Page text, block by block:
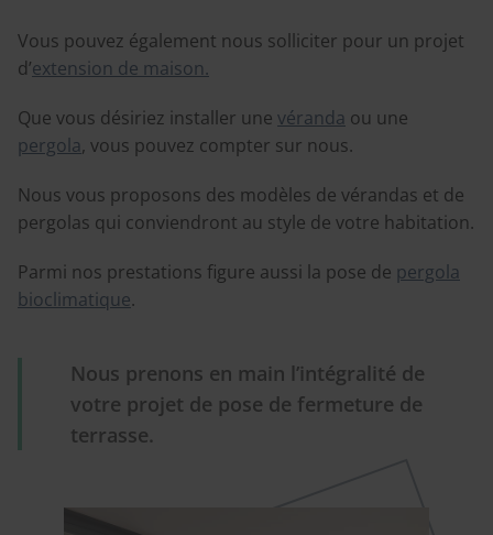
Vous pouvez également nous solliciter pour un projet
d’extension de maison.
Que vous désiriez installer une véranda ou une
pergola, vous pouvez compter sur nous.
Nous vous proposons des modèles de vérandas et de
pergolas qui conviendront au style de votre habitation.
Parmi nos prestations figure aussi la pose de pergola
bioclimatique.
Nous prenons en main l’intégralité de
votre projet de pose de fermeture de
terrasse.